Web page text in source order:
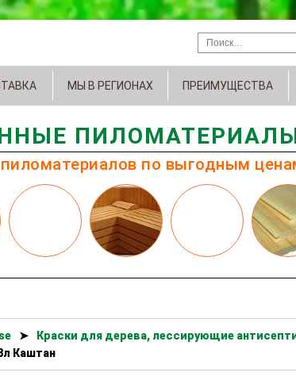
МЫ В РЕГИОНАХ ПРЕИМУЩЕСТВА
по выгодным
➤ Краски для дерева, лессирующие
Каштан